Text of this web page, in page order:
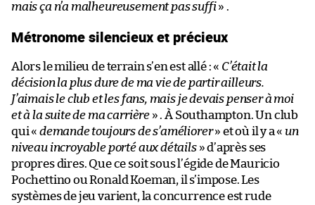
mais ça n’a malheureusement pas suffi » .
Métronome silencieux et précieux
Alors le milieu de terrain s’en est allé : « C’était la
décision la plus dure de ma vie de partir ailleurs.
J’aimais le club et les fans, mais je devais penser à moi
et à la suite de ma carrière» . À Southampton. Un club
qui « demande toujours de s’améliorer» et où il y a «un
niveau incroyable porté aux détails» d’après ses
propres dires. Que ce soit sous l’égide de Mauricio
Pochettino ou Ronald Koeman, il s’impose. Les
systèmes de jeu varient, la concurrence est rude